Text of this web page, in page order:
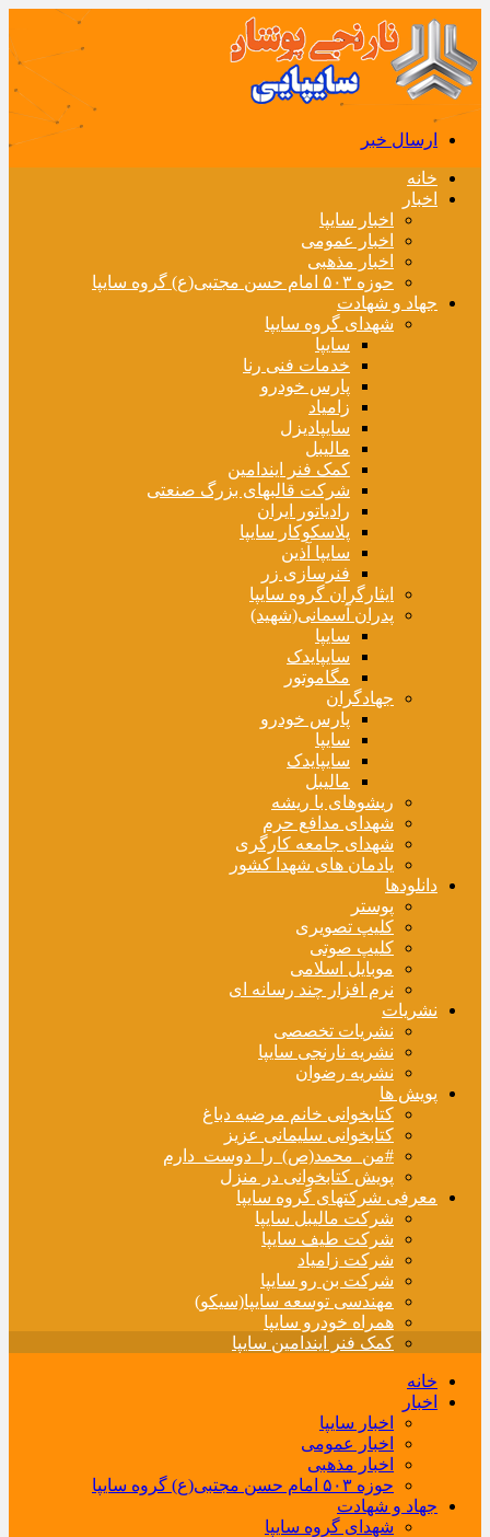
ارسال خبر
خانه
اخبار
اخبار سایپا
اخبار عمومی
اخبار مذهبی
حوزه ۵۰۳ امام حسن مجتبی(ع) گروه سایپا
جهاد و شهادت
شهدای گروه سایپا
سایپا
خدمات فنی رنا
پارس خودرو
زامیاد
سایپادیزل
مالیبل
کمک فنر ایندامین
شرکت قالبهای بزرگ صنعتی
رادیاتور ایران
پلاسکوکار سایپا
سایپا آذین
فنرسازی زر
ایثارگران گروه سایپا
پدران آسمانی(شهید)
سایپا
سایپایدک
مگاموتور
جهادگران
پارس خودرو
سایپا
سایپایدک
مالیبل
ریشوهای با ریشه
شهدای مدافع حرم
شهدای جامعه کارگری
یادمان های شهدا کشور
دانلودها
پوستر
کلیپ تصویری
کلیپ صوتی
موبایل اسلامی
نرم افزار چند رسانه ای
نشریات
نشریات تخصصی
نشریه نارنجی سایپا
نشریه رضوان
پویش ها
کتابخوانی خانم مرضیه دباغ
کتابخوانی سلیمانی عزیز
#من_محمد(ص)_را_دوست_دارم
پویش کتابخوانی در منزل
معرفی شرکتهای گروه سایپا
شرکت مالیبل سایپا
شرکت طیف سایپا
شرکت زامیاد
شرکت بن رو سایپا
مهندسی توسعه سایپا(سیکو)
همراه خودرو سایپا
کمک فنر ایندامین سایپا
خانه
اخبار
اخبار سایپا
اخبار عمومی
اخبار مذهبی
حوزه ۵۰۳ امام حسن مجتبی(ع) گروه سایپا
جهاد و شهادت
شهدای گروه سایپا